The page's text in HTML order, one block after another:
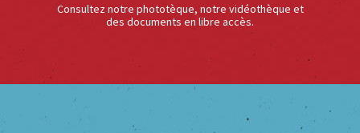
Consultez notre phototèque, notre vidéothèque et
des documents en libre accès.